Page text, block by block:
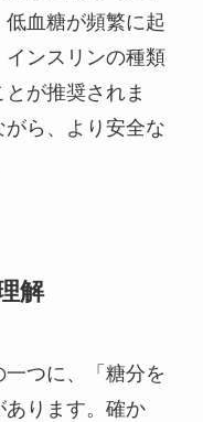
血糖が頻繁に起
インスリンの種類
が推奨されま
ら、より安全な
解
つに、「糖分を
あります。確か